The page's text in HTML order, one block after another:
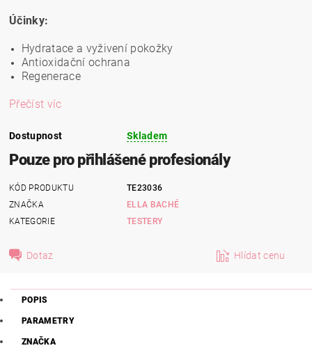
Účinky:
Hydratace a vyživení pokožky
Antioxidační ochrana
Regenerace
Přečíst víc
Dostupnost Skladem
Pouze pro přihlášené profesionály
KÓD PRODUKTU
TE23036
ZNAČKA
ELLA BACHÉ
KATEGORIE
TESTERY
Dotaz Hlídat cenu
POPIS
PARAMETRY
ZNAČKA